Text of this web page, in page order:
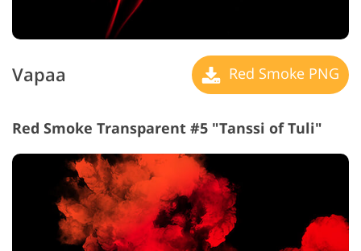
Vapaa Red Smoke PNG
Red Smoke Transparent #5 "Tanssi of Tuli"